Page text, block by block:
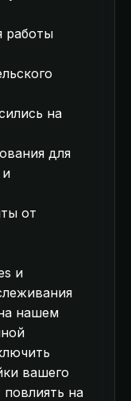
работы
на
для
и
от
и
нашем
вашего
на